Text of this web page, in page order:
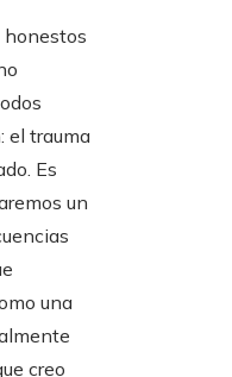
honestos
el trauma
Es
un
una
creo